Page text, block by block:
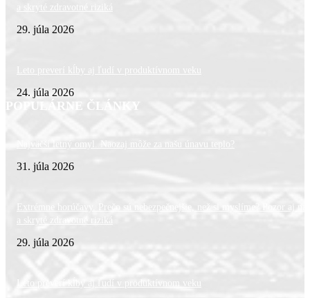
a skryté zdravotné riziká
29. júla 2026
Leto preverí kĺby aj ľudí v produktívnom veku
24. júla 2026
POPULÁRNE ČLÁNKY
Najväčší letný omyl. Naozaj môže za našu únavu teplo?
31. júla 2026
Extrémne horúčavy. Prečo sú nebezpečnejšie, než si myslíme? Pozor aj
a skryté zdravotné riziká
29. júla 2026
Leto preverí kĺby aj ľudí v produktívnom veku